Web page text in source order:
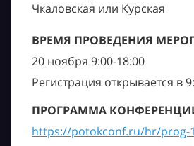
Чкаловская или Курская
ВРЕМЯ ПРОВЕДЕНИЯ
20 ноября 9:00-18:00
Регистрация открывается в
ПРОГРАММА
https://potokconf.ru/hr/prog-1